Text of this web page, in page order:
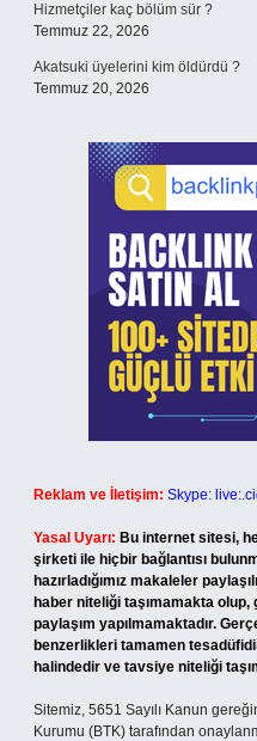
Hizmetçiler kaç bölüm sür ?
Temmuz 22, 2026
Akatsuki üyelerini kim öldürdü ?
Temmuz 20, 2026
Reklam ve İletişim: Skype:
Yasal Uyarı: Bu internet sitesi,
şirketi ile hiçbir bağlantısı
hazırladığımız makaleler
haber niteliği taşımamakta
paylaşım yapılmamaktadır.
benzerlikleri tamamen
halindedir ve tavsiye niteliği
Sitemiz, 5651 Sayılı Kanun
Kurumu (BTK) tarafından